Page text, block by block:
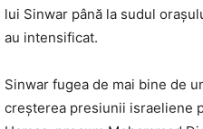
lui Sinwar până la sudul
au intensificat.
Sinwar fugea de mai bine de
creșterea presiunii israeliene